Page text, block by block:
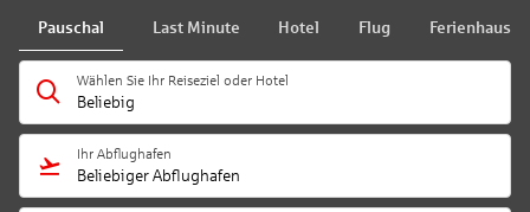
Pauschal Last Minute Hotel Flug Ferienhaus
Wählen Sie Ihr Reiseziel oder Hotel
Beliebig
Ihr Abflughafen
Beliebiger Abflughafen